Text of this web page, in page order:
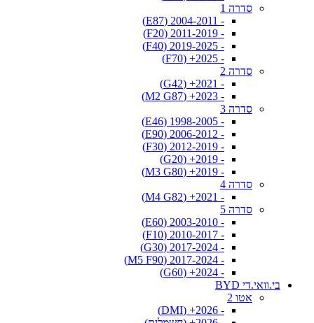
סדרה 1
- 2004-2011 (E87)
- 2011-2019 (F20)
- 2019-2025 (F40)
- 2025+ (F70)
סדרה 2
- 2021+ (G42)
- 2023+ (M2 G87)
סדרה 3
- 1998-2005 (E46)
- 2006-2012 (E90)
- 2012-2019 (F30)
- 2019+ (G20)
- 2019+ (M3 G80)
סדרה 4
- 2021+ (M4 G82)
סדרה 5
- 2003-2010 (E60)
- 2010-2017 (F10)
- 2017-2024 (G30)
- 2017-2024 (M5 F90)
- 2024+ (G60)
בי.וואי.די BYD
אטו 2
- 2026+ (DMI)